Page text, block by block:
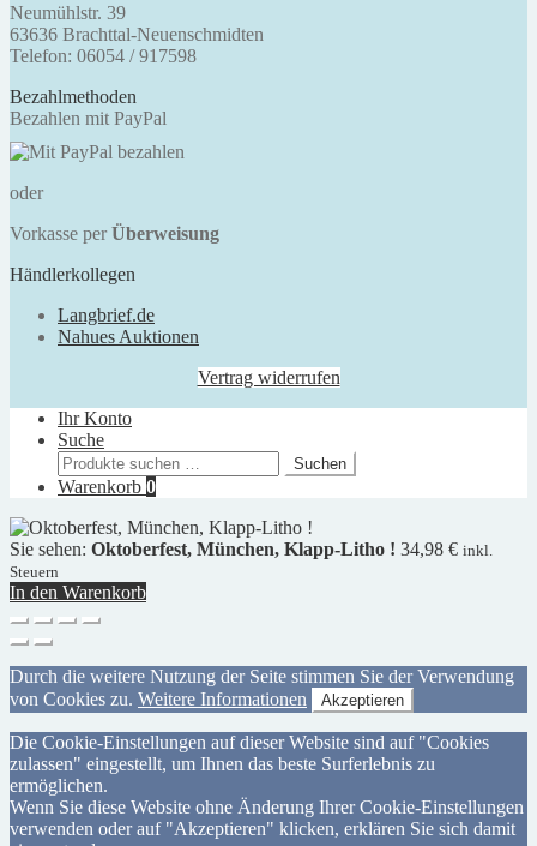
Neumühlstr. 39
63636 Brachttal-Neuenschmidten
Telefon: 06054 / 917598
Bezahlmethoden
Bezahlen mit PayPal
oder
Vorkasse per Überweisung
Händlerkollegen
Langbrief.de
Nahues Auktionen
Vertrag widerrufen
Ihr Konto
Suche
Suchen
nach:
Suchen
Warenkorb 0
Sie sehen: Oktoberfest, München, Klapp-Litho ! 34,98 € inkl.
Steuern
In den Warenkorb
Durch die weitere Nutzung der Seite stimmen Sie der Verwendung
von Cookies zu. Weitere Informationen Akzeptieren
Die Cookie-Einstellungen auf dieser Website sind auf "Cookies
zulassen" eingestellt, um Ihnen das beste Surferlebnis zu
ermöglichen.
Wenn Sie diese Website ohne Änderung Ihrer Cookie-Einstellungen
verwenden oder auf "Akzeptieren" klicken, erklären Sie sich damit